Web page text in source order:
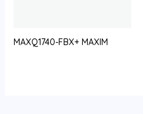
MAXQ1740-FBX+ MAXIM